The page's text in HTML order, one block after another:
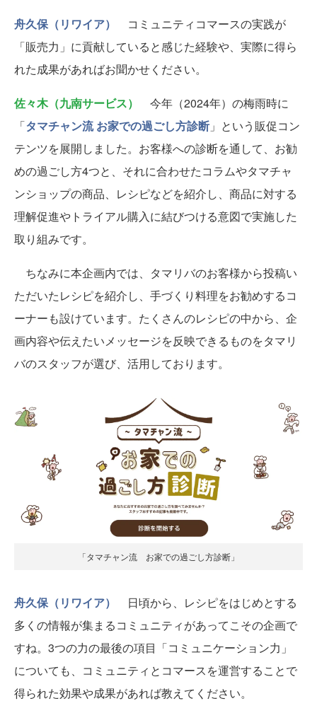
舟久保（リワイア）
コミュニティコマースの実践が
「販売力」に貢献していると感じた経験や、実際に得ら
れた成果があればお聞かせください。
佐々木（九南サービス）
今年（2024年）の梅雨時に
「タマチャン流 お家での過ごし方診断 」という販促コン
テンツを展開しました。お客様への診断を通して、お勧
めの過ごし方4つと、それに合わせたコラムやタマチャ
ンショップの商品、レシピなどを紹介し、商品に対する
理解促進やトライアル購入に結びつける意図で実施した
取り組みです。
ちなみに本企画内では、タマリバのお客様から投稿い
ただいたレシピを紹介し、手づくり料理をお勧めするコ
ーナーも設けています。たくさんのレシピの中から、企
画内容や伝えたいメッセージを反映できるものをタマリ
バのスタッフが選び、活用しております。
「タマチャン流 お家での過ごし方診断」
舟久保（リワイア）
日頃から、レシピをはじめとする
多くの情報が集まるコミュニティがあってこその企画で
すね。3つの力の最後の項目「コミュニケーション力」
についても、コミュニティとコマースを運営することで
得られた効果や成果があれば教えてください。